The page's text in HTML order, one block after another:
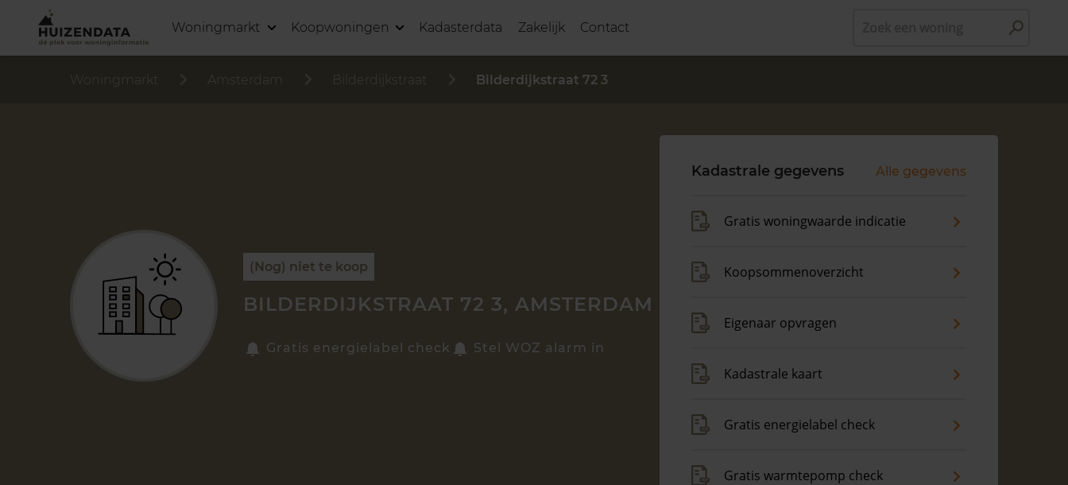
Woningmarkt Koopwoningen Kadasterdata Zakelijk Contact
Woningmarkt Amsterdam Bilderdijkstraat Bilderdijkstraat 72 3
(Nog) niet te koop
BILDERDIJKSTRAAT 72 3, AMSTERDAM
Gratis energielabel check Stel WOZ alarm in
Kadastrale gegevens Alle gegevens
Gratis woningwaarde indicatie
Koopsommenoverzicht
Eigenaar opvragen
Kadastrale kaart
Gratis energielabel check
Gratis warmtepomp check